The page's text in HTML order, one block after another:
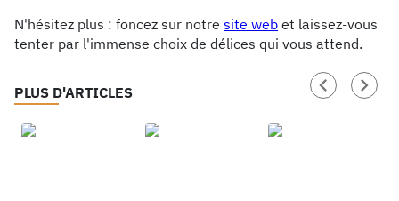
N'hésitez plus : foncez sur notre site web et laissez-vous
tenter par l'immense choix de délices qui vous attend.
PLUS D'ARTICLES